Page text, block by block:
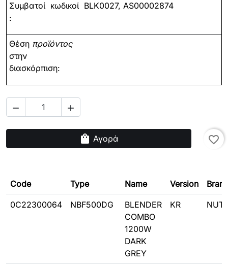
Συμβατοί κωδικοί
:
BLK0027, AS00002874
Θέση προϊόντος
στην
διασκόρπιση:
 
shopping_bag Αγορά favorite_border
Code Type Name Version
0C22300064 NBF500DG
BLENDER
COMBO
1200W
DARK
GREY
KR